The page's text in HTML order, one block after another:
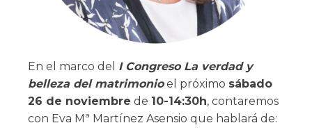
En el marco del I Congreso La verdad y
belleza del matrimonioel próximo sábado
26 de noviembre de 10-14:30h, contaremos
con Eva Mª Martínez Asensio que hablará de: